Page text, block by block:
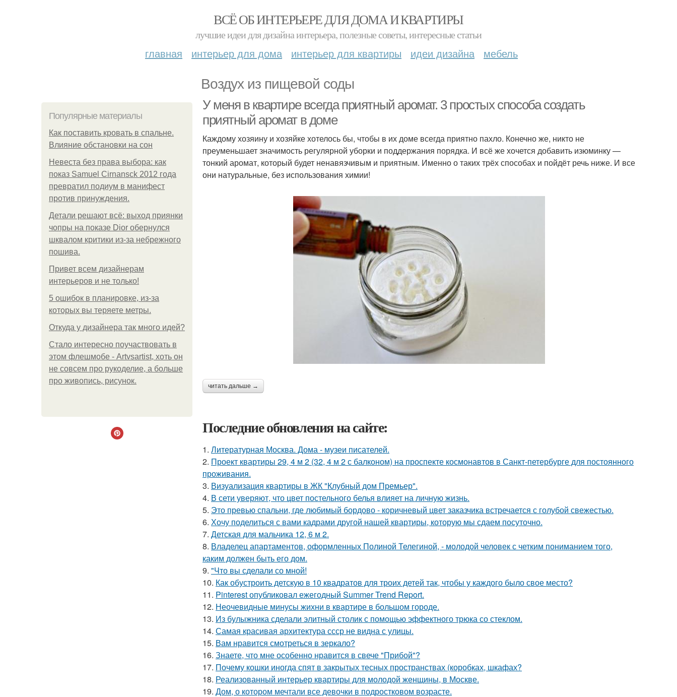
ВСЁ ОБ ИНТЕРЬЕРЕ ДЛЯ ДОМА И КВАРТИРЫ
лучшие идеи для дизайна интерьера, полезные советы, интересные статьи
главная интерьер для дома интерьер для квартиры идеи дизайна мебель
Воздух из пищевой соды
Популярные материалы
Как поставить кровать в спальне.
Влияние обстановки на сон
Невеста без права выбора: как
показ Samuel Cirnansck 2012 года
превратил подиум в манифест
против принуждения.
Детали решают всё: выход приянки
чопры на показе Dior обернулся
шквалом критики из-за небрежного
пошива.
Привет всем дизайнерам
интерьеров и не только!
5 ошибок в планировке, из-за
которых вы теряете метры.
Откуда у дизайнера так много идей?
Стало интересно поучаствовать в
этом флешмобе - Artvsartist, хоть он
не совсем про рукоделие, а больше
про живопись, рисунок.
У меня в квартире всегда приятный аромат. 3 простых способа создать
приятный аромат в доме
Каждому хозяину и хозяйке хотелось бы, чтобы в их доме всегда приятно пахло. Конечно же, никто не
преуменьшает значимость регулярной уборки и поддержания порядка. И всё же хочется добавить изюминку —
тонкий аромат, который будет ненавязчивым и приятным. Именно о таких трёх способах и пойдёт речь ниже. И все
они натуральные, без использования химии!
читать дальше →
Последние обновления на сайте:
1. Литературная Москва. Дома - музеи писателей.
2. Проект квартиры 29, 4 м 2 (32, 4 м 2 с балконом) на проспекте космонавтов в Санкт-петербурге для постоянного
проживания.
3. Визуализация квартиры в ЖК "Клубный дом Премьер".
4. В сети уверяют, что цвет постельного белья влияет на личную жизнь.
5. Это превью спальни, где любимый бордово - коричневый цвет заказчика встречается с голубой свежестью.
6. Хочу поделиться с вами кадрами другой нашей квартиры, которую мы сдаем посуточно.
7. Детская для мальчика 12, 6 м 2.
8. Владелец апартаментов, оформленных Полиной Телегиной, - молодой человек с четким пониманием того,
каким должен быть его дом.
9. "Что вы сделали со мной!
10. Как обустроить детскую в 10 квадратов для троих детей так, чтобы у каждого было свое место?
11. Pinterest опубликовал ежегодный Summer Trend Report.
12. Неочевидные минусы жихни в квартире в большом городе.
13. Из булыжника сделали элитный столик с помощью эффектного трюка со стеклом.
14. Самая красивая архитектура ссср не видна с улицы.
15. Вам нравится смотреться в зеркало?
16. Знаете, что мне особенно нравится в свече "Прибой"?
17. Почему кошки иногда спят в закрытых тесных пространствах (коробках, шкафах?
18. Реализованный интерьер квартиры для молодой женщины, в Москве.
19. Дом, о котором мечтали все девочки в подростковом возрасте.